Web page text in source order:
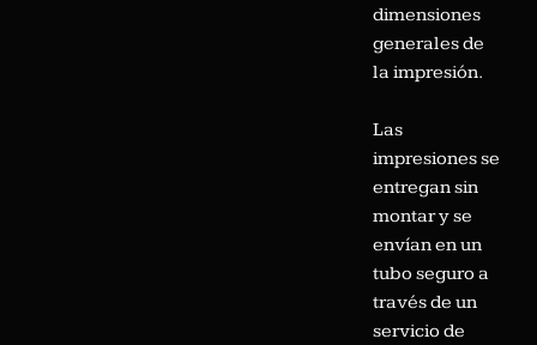
dimensiones
generales de
la impresión.
Las
impresiones se
entregan sin
montar y se
envían en un
tubo seguro a
través de un
servicio de